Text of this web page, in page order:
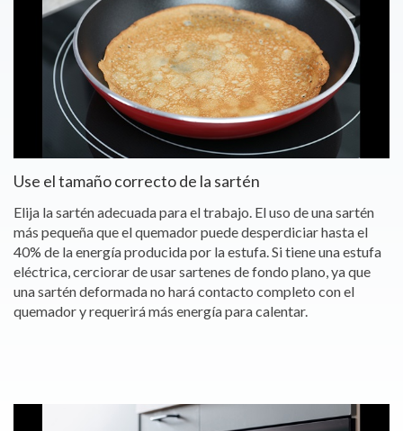
Use el tamaño correcto de la sartén
Elija la sartén adecuada para el trabajo. El uso de una sartén
más pequeña que el quemador puede desperdiciar hasta el
40% de la energía producida por la estufa. Si tiene una estufa
eléctrica, cerciorar de usar sartenes de fondo plano, ya que
una sartén deformada no hará contacto completo con el
quemador y requerirá más energía para calentar.